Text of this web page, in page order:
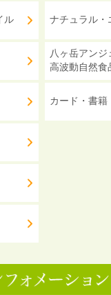
ル ナチュラル・
八ヶ岳アンジ
高波動自然食
カード・書籍